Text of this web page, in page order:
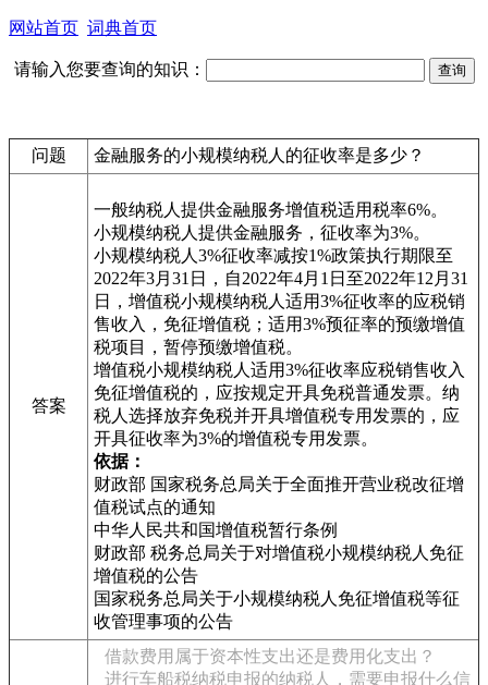
网站首页 词典首页
请输入您要查询的知识：
问题 金融服务的小规模纳税人的征收率是多少？
答案
一般纳税人提供金融服务增值税适用税率6%。
小规模纳税人提供金融服务，征收率为3%。
小规模纳税人3%征收率减按1%政策执行期限至
2022年3月31日，自2022年4月1日至2022年12月31
日，增值税小规模纳税人适用3%征收率的应税销
售收入，免征增值税；适用3%预征率的预缴增值
税项目，暂停预缴增值税。
增值税小规模纳税人适用3%征收率应税销售收入
免征增值税的，应按规定开具免税普通发票。纳
税人选择放弃免税并开具增值税专用发票的，应
开具征收率为3%的增值税专用发票。
依据：
财政部 国家税务总局关于全面推开营业税改征增
值税试点的通知
中华人民共和国增值税暂行条例
财政部 税务总局关于对增值税小规模纳税人免征
增值税的公告
国家税务总局关于小规模纳税人免征增值税等征
收管理事项的公告
借款费用属于资本性支出还是费用化支出？
进行车船税纳税申报的纳税人，需要申报什么信